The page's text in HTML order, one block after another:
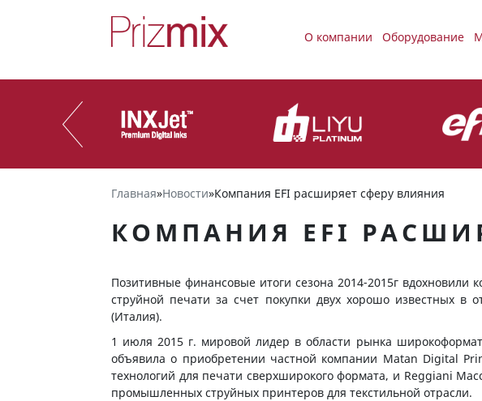
О компании Оборудование
Главная»Новости»Компания EFI расширяет сферу влияния
КОМПАНИЯ EFI
Позитивные финансовые итоги сезона 2014-2015г
струйной печати за счет покупки двух хорошо известных
(Италия).
1 июля 2015 г. мировой лидер в области рынка
объявила о приобретении частной компании Matan Digital
технологий для печати сверхширокого формата, и Reggiani
промышленных струйных принтеров для текстильной отрасли.